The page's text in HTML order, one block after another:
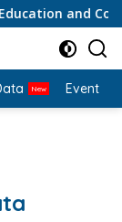
and
Event